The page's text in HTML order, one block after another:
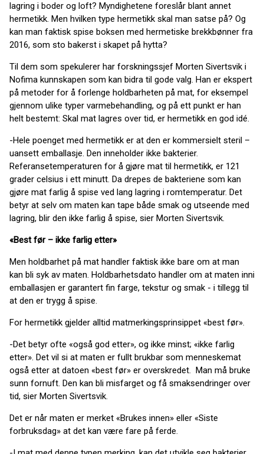
lagring i boder og loft? Myndighetene foreslår blant annet
hermetikk. Men hvilken type hermetikk skal man satse på? Og
kan man faktisk spise boksen med hermetiske brekkbønner fra
2016, som sto bakerst i skapet på hytta?
Til dem som spekulerer har forskningssjef Morten Sivertsvik i
Nofima kunnskapen som kan bidra til gode valg. Han er ekspert
på metoder for å forlenge holdbarheten på mat, for eksempel
gjennom ulike typer varmebehandling, og på ett punkt er han
helt bestemt: Skal mat lagres over tid, er hermetikk en god idé.
-Hele poenget med hermetikk er at den er kommersielt steril –
uansett emballasje. Den inneholder ikke bakterier.
Referansetemperaturen for å gjøre mat til hermetikk, er 121
grader celsius i ett minutt. Da drepes de bakteriene som kan
gjøre mat farlig å spise ved lang lagring i romtemperatur. Det
betyr at selv om maten kan tape både smak og utseende med
lagring, blir den ikke farlig å spise, sier Morten Sivertsvik.
«Best før – ikke farlig etter»
Men holdbarhet på mat handler faktisk ikke bare om at man
kan bli syk av maten. Holdbarhetsdato handler om at maten inni
emballasjen er garantert fin farge, tekstur og smak - i tillegg til
at den er trygg å spise.
For hermetikk gjelder alltid matmerkingsprinsippet «best før».
-Det betyr ofte «også god etter», og ikke minst; «ikke farlig
etter». Det vil si at maten er fullt brukbar som menneskemat
også etter at datoen «best før» er overskredet. Man må bruke
sunn fornuft. Den kan bli misfarget og få smaksendringer over
tid, sier Morten Sivertsvik.
Det er når maten er merket «Brukes innen» eller «Siste
forbruksdag» at det kan være fare på ferde.